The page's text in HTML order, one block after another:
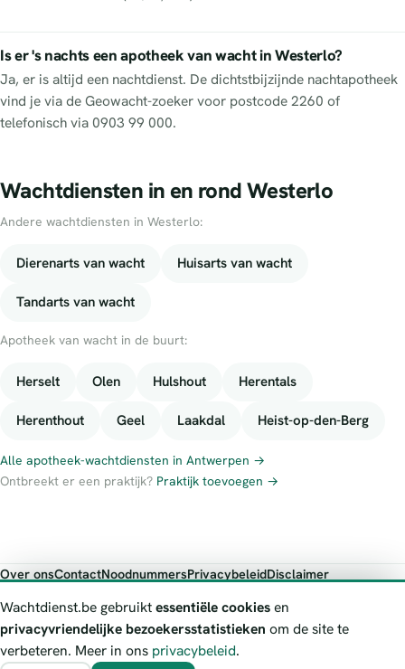
Is er 's nachts een apotheek van wacht in Westerlo?
Ja, er is altijd een nachtdienst. De dichtstbijzijnde nachtapotheek
vind je via de Geowacht-zoeker voor postcode 2260 of
telefonisch via 0903 99 000.
Wachtdiensten in en rond Westerlo
Andere wachtdiensten in Westerlo:
Dierenarts van wacht Huisarts van wacht
Tandarts van wacht
Apotheek van wacht in de buurt:
Herselt Olen Hulshout Herentals
Herenthout Geel Laakdal Heist-op-den-Berg
Alle apotheek-wachtdiensten in Antwerpen →
Ontbreekt er een praktijk? Praktijk toevoegen →
Over onsContactNoodnummersPrivacybeleidDisclaimer
Wachtdienst.be toont publieke wachtdienst-informatie ter oriëntatie.
Bij levensgevaar bel je altijd 112. Controleer altijd de actuele
wachtregeling bij de vermelde officiële bron.
Wachtdienst.be gebruiktessentiële cookiesen
privacyvriendelijke bezoekersstatistieken om de site te
verbeteren. Meer in ons privacybeleid.